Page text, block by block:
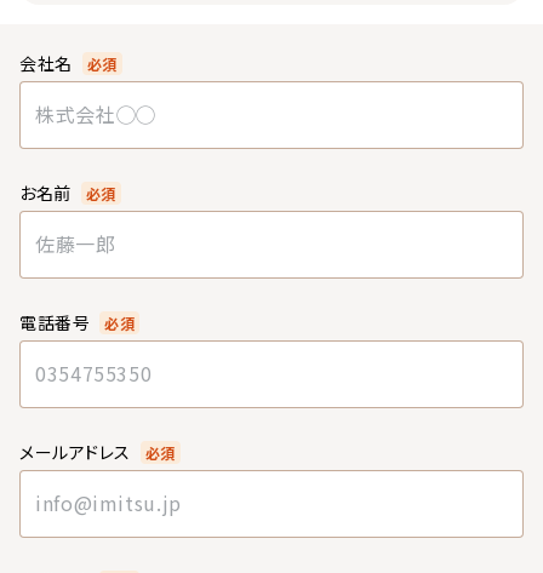
会社名 必須
お名前 必須
電話番号 必須
メールアドレス 必須